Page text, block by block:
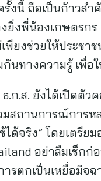
รั้งนี้ ถือเป็นก้าวส
ยิ่งพี่น้องเกษตรก
พียงช่วยให้ประชา
นทางความรู้ เพื่อ
.ก.ส. ยังได้เปิดตัว
สถานการณ์การห
ได้จริง” โดยเตรี
อย่าลืมเช็ก
ารตกเป็นเหยื่อมิจ